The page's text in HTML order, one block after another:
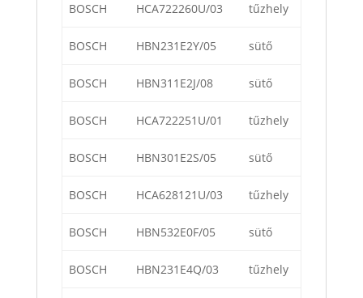
BOSCH HCA722260U/03 tűzhely
BOSCH HBN231E2Y/05 sütő
BOSCH HBN311E2J/08 sütő
BOSCH HCA722251U/01 tűzhely
BOSCH HBN301E2S/05 sütő
BOSCH HCA628121U/03 tűzhely
BOSCH HBN532E0F/05 sütő
BOSCH HBN231E4Q/03 tűzhely